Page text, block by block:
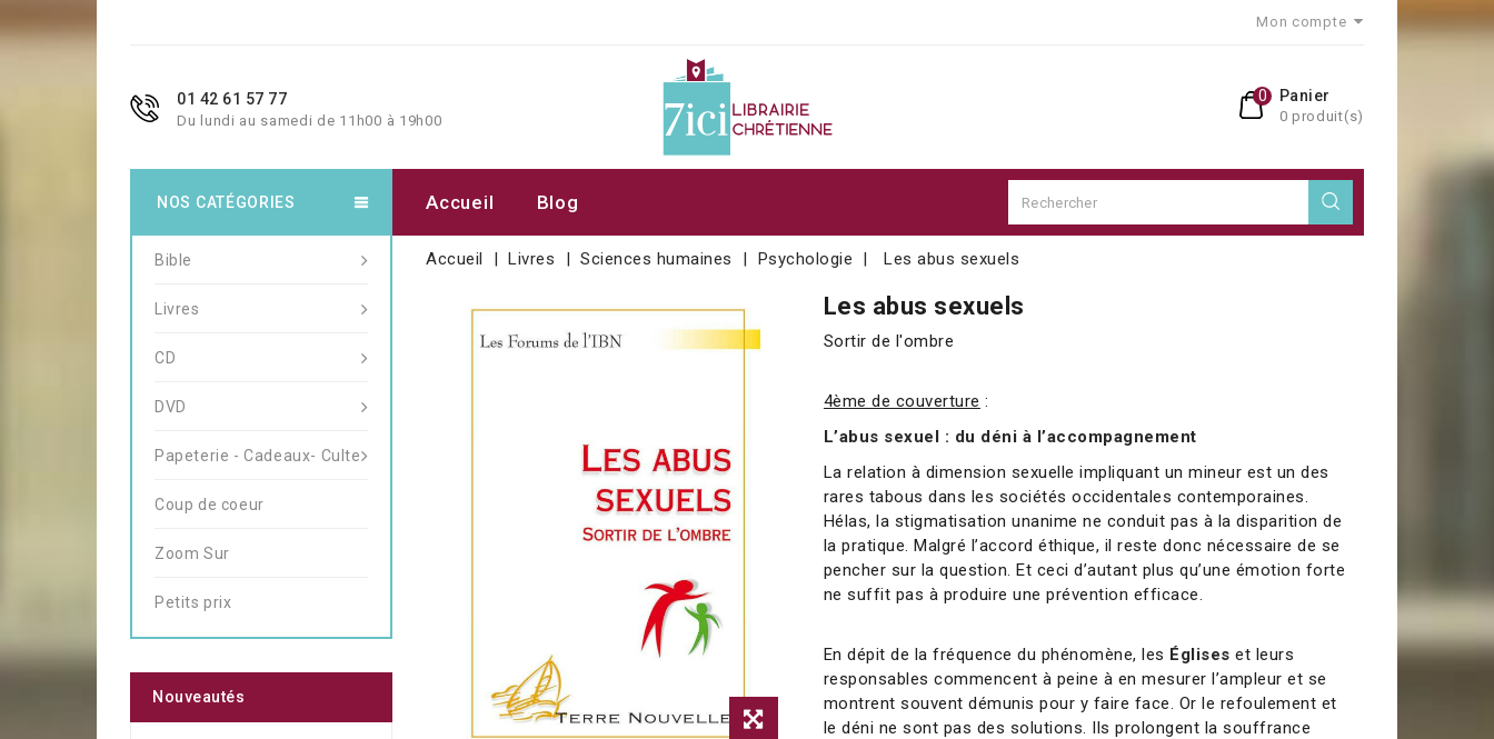
Mon compte
01 42 61 57 77
Du lundi au samedi de 11h00 à 19h00
Panier
0 produit(s)
0
Accueil Blog
Accueil Livres Sciences humaines Psychologie Les abus sexuels
Les abus sexuels
Sortir de l'ombre
4ème de couverture :
L’abus sexuel : du déni à l’accompagnement
La relation à dimension sexuelle impliquant un mineur est un des
rares tabous dans les sociétés occidentales contemporaines.
Hélas, la stigmatisation unanime ne conduit pas à la disparition de
la pratique. Malgré l’accord éthique, il reste donc nécessaire de se
pencher sur la question. Et ceci d’autant plus qu’une émotion forte
ne suffit pas à produire une prévention efficace.
En dépit de la fréquence du phénomène, les Églises et leurs
responsables commencent à peine à en mesurer l’ampleur et se
montrent souvent démunis pour y faire face. Or le refoulement et
le déni ne sont pas des solutions. Ils prolongent la souffrance
NOS CATÉGORIES
Bible
Livres
CD
DVD
Papeterie - Cadeaux- Culte
Coup de coeur
Zoom Sur
Petits prix
Nouveautés